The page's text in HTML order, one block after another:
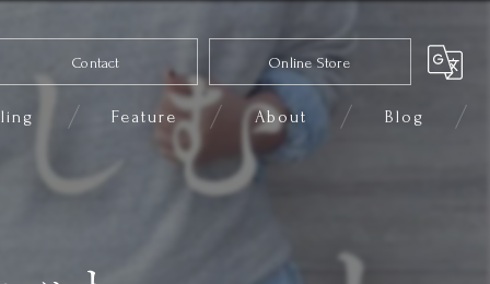
Contact Online Store
Feature
コーディネート
About Blog